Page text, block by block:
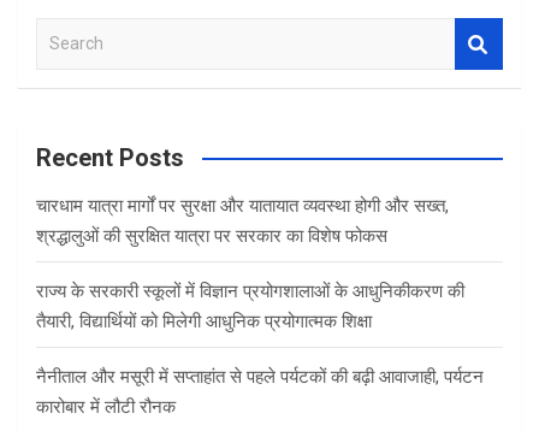
a
c
Recent Posts
चारधाम यात्रा मार्गों पर सुरक्षा और यातायात व्यवस्था होगी और सख्त,
श्रद्धालुओं की सुरक्षित यात्रा पर सरकार का विशेष फोकस
राज्य के सरकारी स्कूलों में विज्ञान प्रयोगशालाओं के आधुनिकीकरण की
तैयारी, विद्यार्थियों को मिलेगी आधुनिक प्रयोगात्मक शिक्षा
नैनीताल और मसूरी में सप्ताहांत से पहले पर्यटकों की बढ़ी आवाजाही, पर्यटन
कारोबार में लौटी रौनक